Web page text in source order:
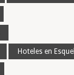
Hoteles en Esquel